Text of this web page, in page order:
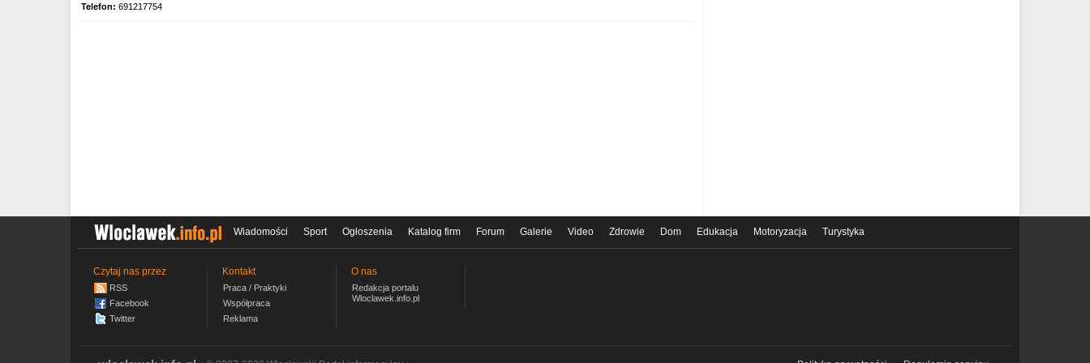
Telefon: 691217754
Wiadomości Sport Ogłoszenia Katalog firm Forum Galerie Video Zdrowie Dom Edukacja Motoryzacja Turystyka
Czytaj nas przez
RSS
Facebook
Twitter
Kontakt
Praca / Praktyki
Współpraca
Reklama
O nas
Redakcja portalu
Wloclawek.info.pl